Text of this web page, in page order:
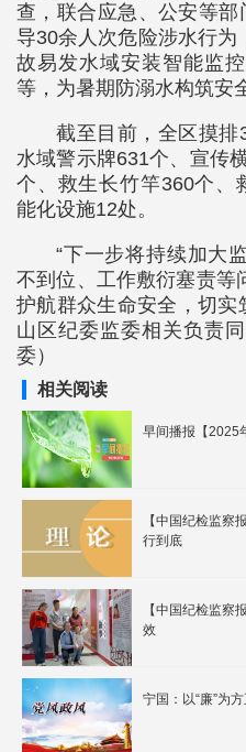
查，联合应急、公安等部
导30余人次危险涉水行为
故易发水域安装智能监
等，为暑期防溺水构筑安
截至目前，全区摸
水域警示牌631个、宣传
个、救生长竹竿360个、
能化设施12处。
“下一步将持续加大
不到位、工作敷衍塞责等
护航群众生命安全，切实
山区纪委监委相关负责
委）
相关阅读
早间播报【2025
【中国纪检监察
行到底
【中国纪检监察
效
宁国：以“廉”为